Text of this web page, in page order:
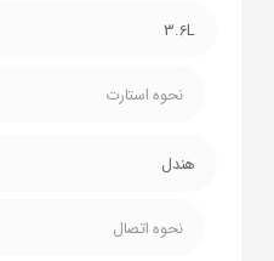
3.6L
نحوه استارت
هندل
نحوه اتصال